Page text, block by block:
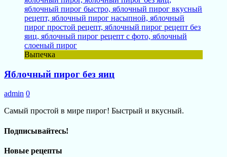
Выпечка
Яблочный пирог без яиц
admin 0
Самый простой в мире пирог! Быстрый и вкусный.
Подписывайтесь!
Новые рецепты